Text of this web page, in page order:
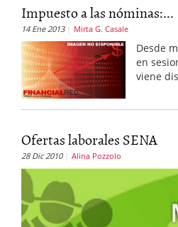
Impuesto a las nóminas:...
14 Ene 2013 Mirta G. Casale
Desde
en
viene
Ofertas laborales SENA
28 Dic 2010 Alina Pozzolo